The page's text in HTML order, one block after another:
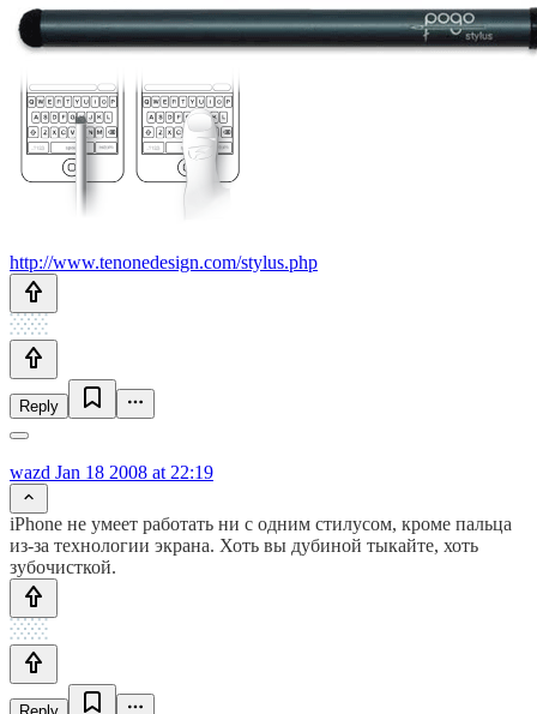
http://www.tenonedesign.com/stylus.php
Reply
wazd Jan 18 2008 at 22:19
iPhone не умеет работать ни с одним стилусом, кроме пальца
из-за технологии экрана. Хоть вы дубиной тыкайте, хоть
зубочисткой.